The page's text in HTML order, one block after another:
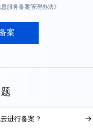
服务备案管理办法》
案
进行备案？